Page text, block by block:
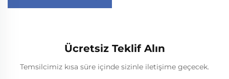
Evcillik için Elektrikli
Ücretsiz Teklif Alın
Temsilcimiz kısa süre içinde sizinle iletişime geçecek.